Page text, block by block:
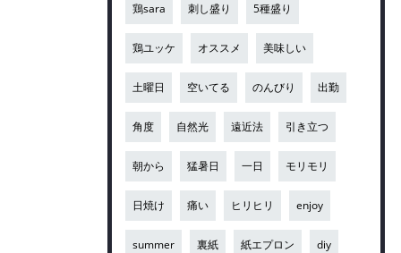
鶏sara 刺し盛り 5種盛り
鶏ユッケ オススメ 美味しい
土曜日 空いてる のんびり 出勤
角度 自然光 遠近法 引き立つ
朝から 猛暑日 一日 モリモリ
日焼け 痛い ヒリヒリ enjoy
summer 裏紙 紙エプロン diy